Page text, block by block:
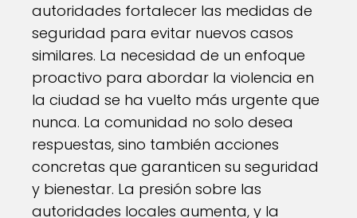
autoridades fortalecer las medidas de
seguridad para evitar nuevos casos
similares. La necesidad de un enfoque
proactivo para abordar la violencia en
la ciudad se ha vuelto más urgente que
nunca. La comunidad no solo desea
respuestas, sino también acciones
concretas que garanticen su seguridad
y bienestar. La presión sobre las
autoridades locales aumenta, y la